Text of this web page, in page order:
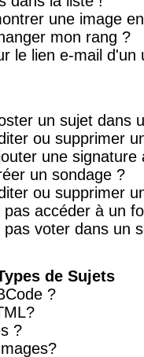
une image
mon rang ?
le lien e-mail
un sujet dans
ou supprimer
une signature
un sondage ?
ou supprimer
pas accéder à un
voter dans un
de Sujets
?
?